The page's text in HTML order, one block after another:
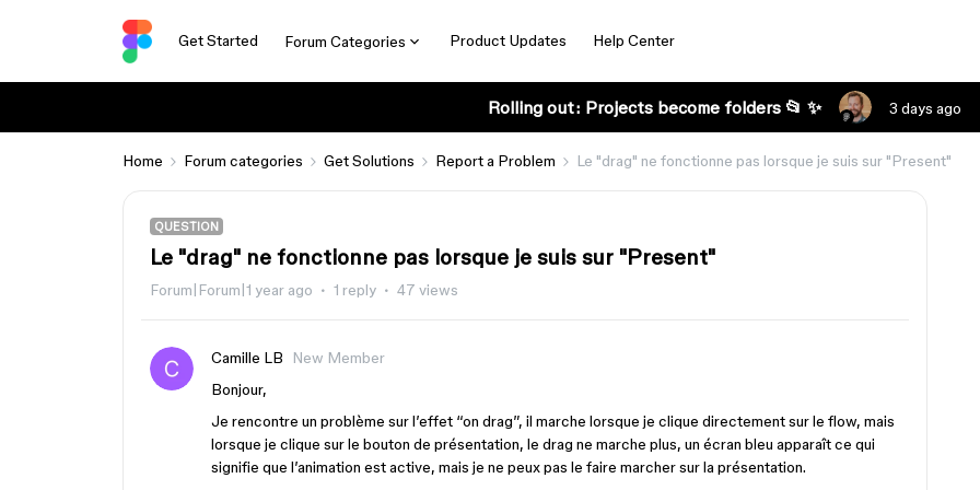
Get Started Forum Categories Product Updates Help Center
Rolling out: Projects become folders 📂 ✨ 3 days ago
Home Forum categories Get Solutions Report a Problem Le "drag" ne fonctionne pas lorsque je suis sur "Present"
QUESTION
Le "drag" ne fonctionne pas lorsque je suis sur "Present"
Forum|Forum|1 year ago 1 reply 47 views
Camille LB
New Member
Bonjour,
Je rencontre un problème sur l’effet “on drag”, il marche lorsque je clique directement sur le flow, mais
lorsque je clique sur le bouton de présentation, le drag ne marche plus, un écran bleu apparaît ce qui
signifie que l’animation est active, mais je ne peux pas le faire marcher sur la présentation.